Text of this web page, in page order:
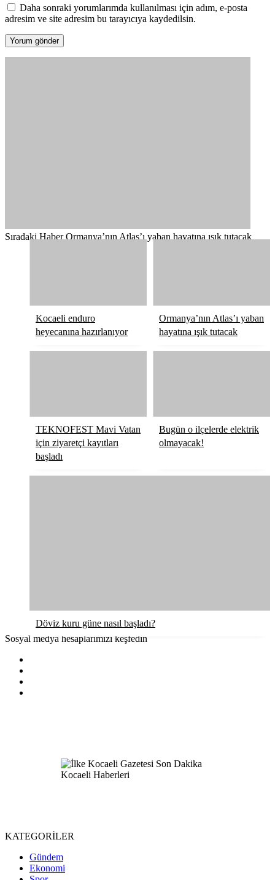
Daha sonraki yorumlarımda kullanılması için adım, e-posta
adresim ve site adresim bu tarayıcıya kaydedilsin.
Sıradaki Haber Ormanya’nın Atlas’ı yaban hayatına ışık tutacak
Kocaeli enduro
heyecanına hazırlanıyor
Ormanya’nın Atlas’ı yaban
hayatına ışık tutacak
TEKNOFEST Mavi Vatan
için ziyaretçi kayıtları
başladı
Bugün o ilçelerde elektrik
olmayacak!
Döviz kuru güne nasıl başladı?
Sosyal medya hesaplarımızı keşfedin
KATEGORİLER
Gündem
Ekonomi